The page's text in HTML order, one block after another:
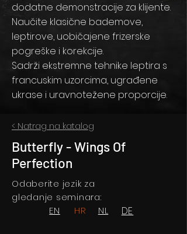
dodatne demonstracije za klijente.
Naučite klasične bademove,
leptirove, uobičajene frizerske
pogreške i korekcije.
Sadrži ekstremne tehnike leptira s
francuskim uzorcima, ugrađene
ukrase i uravnotežene proporcije.
< Natrag na katalog
Butterfly - Wings Of
Perfection
Odaberite jezik za
gledanje seminara:
EN
HR NL DE